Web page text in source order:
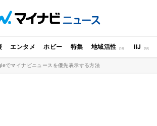
エンタメ ホビー 特集 地域活性 IIJ
でマイナビニュースを優先表示する方法